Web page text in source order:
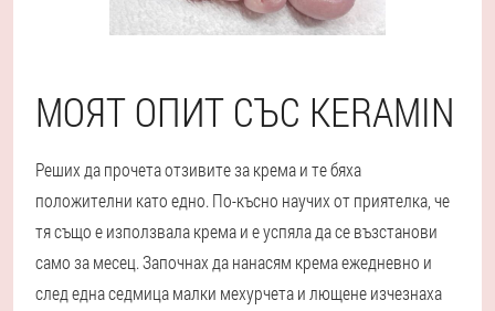
МОЯТ ОПИТ СЪС KERAMIN
Реших да прочета отзивите за крема и те бяха
положителни като едно. По-късно научих от приятелка, че
тя също е използвала крема и е успяла да се възстанови
само за месец. Започнах да нанасям крема ежедневно и
след една седмица малки мехурчета и лющене изчезнаха